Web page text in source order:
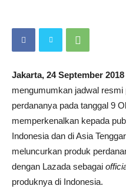
Jakarta, 24 September 2018
mengumumkan jadwal
perdananya pada tanggal 9
memperkenalkan kepada
Indonesia dan di Asia
meluncurkan produk
dengan Lazada sebagai
produknya di Indonesia.